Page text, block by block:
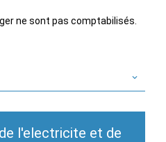
ne sont pas comptabilisés.
l'electricite et de